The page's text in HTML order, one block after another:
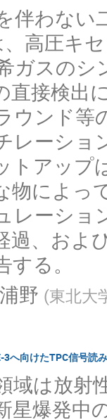
伴わない
、高圧キ
ガスのシ
直接検出
ウンド等
レーショ
トアップ
物によっ
レーショ
過、およ
る。
野 (東北大
へ向けたTPC信号読
域は放射
星爆発中